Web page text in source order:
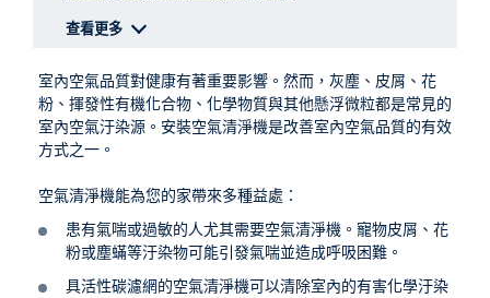
查看更多
室內空氣品質對健康有著重要影響。然而，灰塵、皮屑、花
粉、揮發性有機化合物、化學物質與其他懸浮微粒都是常見的
室內空氣汙染源。安裝空氣清淨機是改善室內空氣品質的有效
方式之一。
空氣清淨機能為您的家帶來多種益處：
患有氣喘或過敏的人尤其需要空氣清淨機。寵物皮屑、花
粉或塵蟎等汙染物可能引發氣喘並造成呼吸困難。
具活性碳濾網的空氣清淨機可以清除室內的有害化學汙染